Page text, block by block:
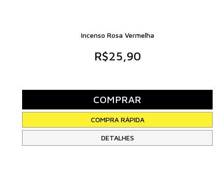
Incenso Rosa Vermelha
R$25,90
DETALHES